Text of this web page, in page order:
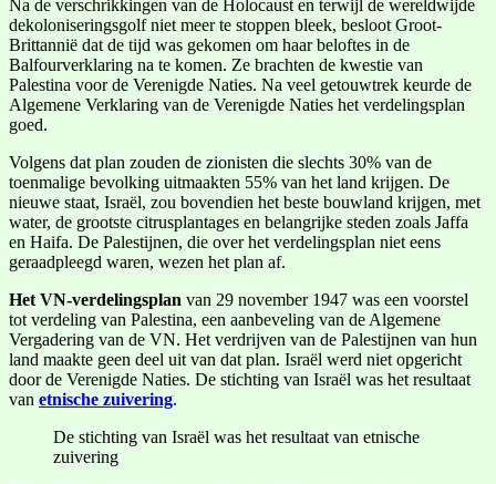
Na de verschrikkingen van de Holocaust en terwijl de wereldwijde
dekoloniseringsgolf niet meer te stoppen bleek, besloot Groot-
Brittannië dat de tijd was gekomen om haar beloftes in de
Balfourverklaring na te komen. Ze brachten de kwestie van
Palestina voor de Verenigde Naties. Na veel getouwtrek keurde de
Algemene Verklaring van de Verenigde Naties het verdelingsplan
goed.
Volgens dat plan zouden de zionisten die slechts 30% van de
toenmalige bevolking uitmaakten 55% van het land krijgen. De
nieuwe staat, Israël, zou bovendien het beste bouwland krijgen, met
water, de grootste citrusplantages en belangrijke steden zoals Jaffa
en Haifa. De Palestijnen, die over het verdelingsplan niet eens
geraadpleegd waren, wezen het plan af.
Het VN-verdelingsplan van 29 november 1947 was een voorstel
tot verdeling van Palestina, een aanbeveling van de Algemene
Vergadering van de VN. Het verdrijven van de Palestijnen van hun
land maakte geen deel uit van dat plan. Israël werd niet opgericht
door de Verenigde Naties. De stichting van Israël was het resultaat
van etnische zuivering.
De stichting van Israël was het resultaat van etnische
zuivering